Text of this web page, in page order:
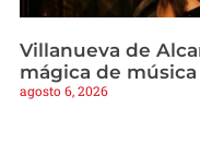
Villanueva de
mágica de
agosto 6, 2026